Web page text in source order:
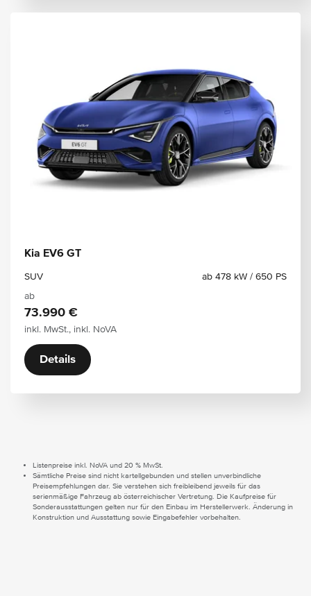
Kia EV6 GT
SUV
ab 478 kW / 650 PS
ab
73.990 €
inkl. MwSt., inkl. NoVA
Details
Listenpreise inkl. NoVA und 20 % MwSt.
Sämtliche Preise sind nicht kartellgebunden und stellen unverbindliche
Preisempfehlungen dar. Sie verstehen sich freibleibend jeweils für das
serienmäßige Fahrzeug ab österreichischer Vertretung. Die Kaufpreise für
Sonderausstattungen gelten nur für den Einbau im Herstellerwerk. Änderung in
Konstruktion und Ausstattung sowie Eingabefehler vorbehalten.